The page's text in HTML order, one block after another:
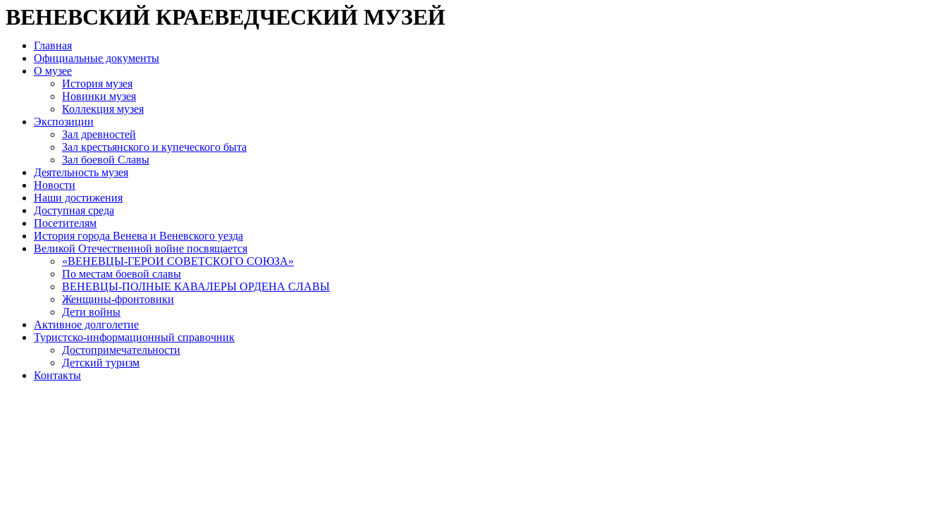
ВЕНЕВСКИЙ КРАЕВЕДЧЕСКИЙ МУЗЕЙ
Главная
Официальные документы
О музее
История музея
Новинки музея
Коллекция музея
Экспозиции
Зал древностей
Зал крестьянского и купеческого быта
Зал боевой Славы
Деятельность музея
Новости
Наши достижения
Доступная среда
Посетителям
История города Венева и Веневского уезда
Великой Отечественной войне посвящается
«ВЕНЕВЦЫ-ГЕРОИ СОВЕТСКОГО СОЮЗА»
По местам боевой славы
ВЕНЕВЦЫ-ПОЛНЫЕ КАВАЛЕРЫ ОРДЕНА СЛАВЫ
Женщины-фронтовики
Дети войны
Активное долголетие
Туристско-информационный справочник
Достопримечательности
Детский туризм
Контакты